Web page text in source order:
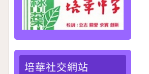
培華社交網站